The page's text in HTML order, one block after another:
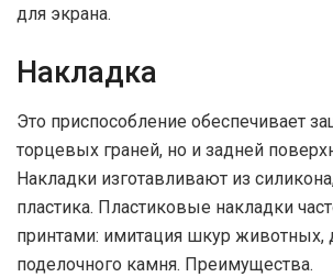
для экрана.
Накладка
Это приспособление обеспечивает
торцевых граней, но и задней
Накладки изготавливают из
пластика. Пластиковые накладки
принтами: имитация шкур животных,
поделочного камня. Преимущества.